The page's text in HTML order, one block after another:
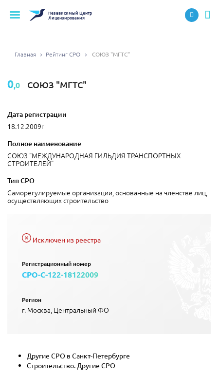
НезависимыйЦентр
Лицензирования
Главная Рейтинг СРО СОЮЗ "МГТС"
0,0 СОЮЗ "МГТС"
Дата регистрации
18.12.2009г
Полное наименование
СОЮЗ "МЕЖДУНАРОДНАЯ ГИЛЬДИЯ ТРАНСПОРТНЫХ
СТРОИТЕЛЕЙ"
Тип СРО
Саморегулируемые организации, основанные на членстве лиц,
осуществляющих строительство
Исключен из реестра
Регистрационный номер
СРО-С-122-18122009
Регион
г. Москва, Центральный ФО
Другие СРО в Санкт-Петербурге
Строительство. Другие СРО